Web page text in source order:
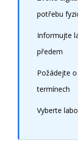
potřebu
Informujte
předem
Požádejte
termínech
Vyberte